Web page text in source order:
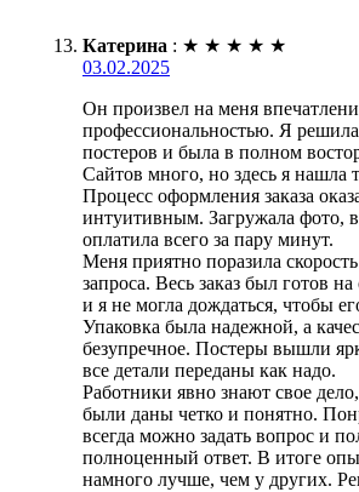
Катерина : ★ ★ ★ ★ ★
03.02.2025
Он произвел на меня
профессиональностью. Я решила
постеров и была в полном
Сайтов много, но здесь я нашла
Процесс оформления заказа
интуитивным. Загружала фото,
оплатила всего за пару минут.
Меня приятно поразила
запроса. Весь заказ был готов
и я не могла дождаться, чтобы
Упаковка была надежной, а
безупречное. Постеры вышли
все детали переданы как надо.
Работники явно знают свое
были даны четко и понятно.
всегда можно задать вопрос и
полноценный ответ. В итоге
намного лучше, чем у других.